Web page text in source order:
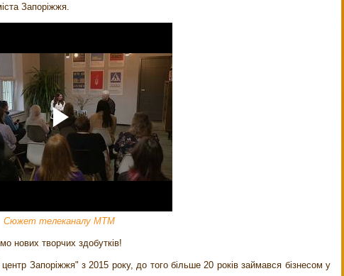
Запоріжжя.
Сюжет телеканалу МТМ
нових творчих здобутків!
Запоріжжя" з 2015 року, до того більше 20 років займався бізнесом у